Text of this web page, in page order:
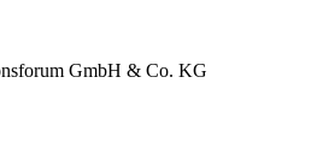
GmbH & Co. KG